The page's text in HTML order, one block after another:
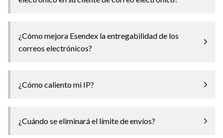
¿Cómo mejora Esendex la entregabilidad de los
correos electrónicos?
¿Cómo caliento mi IP?
¿Cuándo se eliminará el límite de envíos?